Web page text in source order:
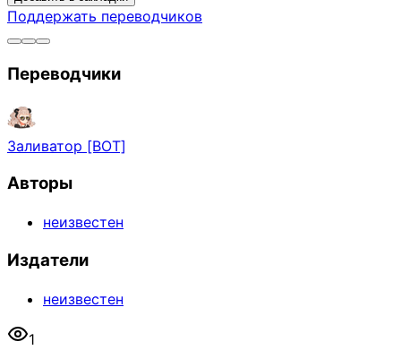
Поддержать переводчиков
Переводчики
Заливатор [BOT]
Авторы
неизвестен
Издатели
неизвестен
1